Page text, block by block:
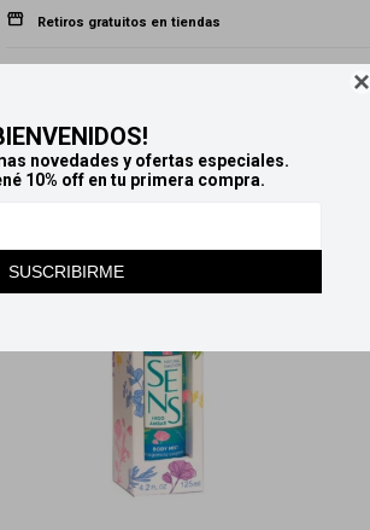

novedades y ofertas especiales.
10% off en tu primera compra.
SUSCRIBIRME
Retiros gratuitos en tiendas